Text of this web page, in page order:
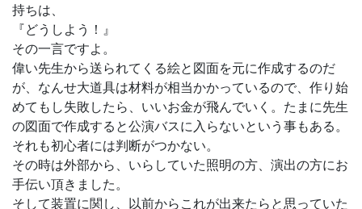
持ちは、
『どうしよう！』
その一言ですよ。
偉い先生から送られてくる絵と図面を元に作成するのだ
が、なんせ大道具は材料が相当かかっているので、作り始
めてもし失敗したら、いいお金が飛んでいく。たまに先生
の図面で作成すると公演バスに入らないという事もある。
それも初心者には判断がつかない。
その時は外部から、いらしていた照明の方、演出の方にお
手伝い頂きました。
そして装置に関し、以前からこれが出来たらと思っていた